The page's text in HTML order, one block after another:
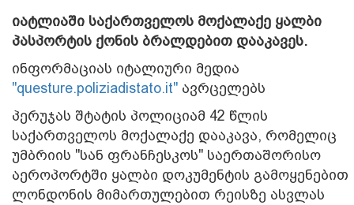
იატლიაში საქართველოს მოქალაქე ყალბი
პასპორტის ქონის ბრალდებით დააკავეს.
ინფორმაციას იტალიური მედია
"questure.poliziadistato.it" ავრცელებს
პერუჯას შტატის პოლიციამ 42 წლის
საქართველოს მოქალაქე დააკავა, რომელიც
უმბრიის "სან ფრანჩესკოს" საერთაშორისო
აეროპორტში ყალბი დოკუმენტის გამოყენებით
ლონდონის მიმართულებით რეისზე ასვლას